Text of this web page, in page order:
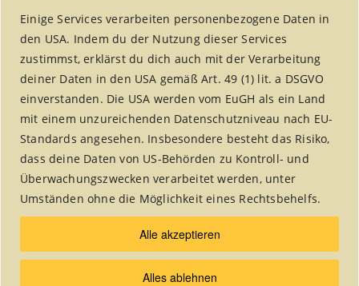
Einige Services verarbeiten personenbezogene Daten in
den USA. Indem du der Nutzung dieser Services
zustimmst, erklärst du dich auch mit der Verarbeitung
deiner Daten in den USA gemäß Art. 49 (1) lit. a DSGVO
einverstanden. Die USA werden vom EuGH als ein Land
mit einem unzureichenden Datenschutzniveau nach EU-
Standards angesehen. Insbesondere besteht das Risiko,
dass deine Daten von US-Behörden zu Kontroll- und
Überwachungszwecken verarbeitet werden, unter
Umständen ohne die Möglichkeit eines Rechtsbehelfs.
Alles ablehnen
Alle akzeptieren
Home / fairreisen
Seit 2004 laden ‚fair handeln‘ und ‚eine welt engagement‘
(ewe) aus Düren Menschen ein, in den Osterferien unser
Engagement und unsere Partner in Sambia kennen zu
lernen.
Im Jahr 2016 wurde die Reise zum ersten Mal im August